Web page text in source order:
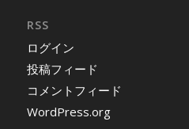
RSS
ログイン
投稿フィード
コメントフィード
WordPress.org